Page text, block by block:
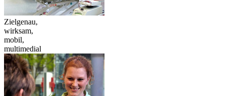
Zielgenau,
wirksam,
mobil,
multimedial